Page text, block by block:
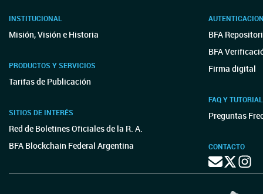
INSTITUCIONAL
Misión, Visión e Historia
PRODUCTOS Y SERVICIOS
Tarifas de Publicación
SITIOS DE INTERÉS
Red de Boletines Oficiales de la R. A.
BFA Blockchain Federal Argentina
BFA
BFA
Firma digital
FAQ Y
Preguntas
CONTACTO